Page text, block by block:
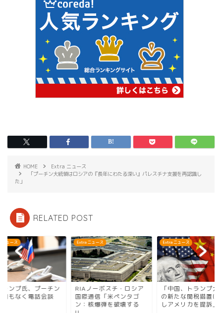
HOME
Extra ニュース
「プーチン大統領はロシアの『長年にわたる深い』パレスチナ支援を再認識し
た」
RELATED POST
ニュース
ランプ氏、プーチン
間もなく電話会談
Extra ニュース
RIAノーボスチ・ロシア
国際通信「米ペンタゴ
ン：核爆弾を破壊する
Extra ニュース
「中国、トランプ大
の新たな関税措置に
しアメリカを提訴」